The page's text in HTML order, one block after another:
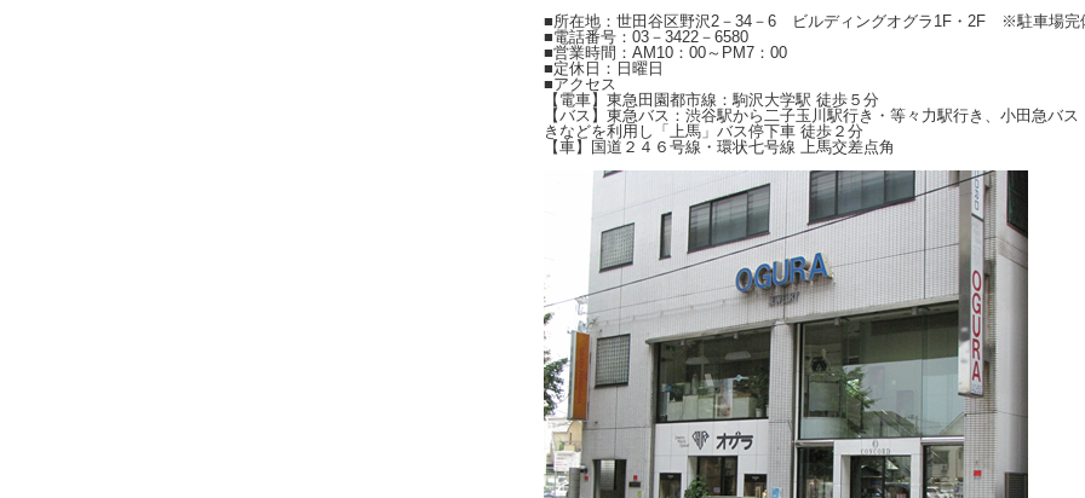
■所在地：世田谷区野沢2－34－6 ビルディングオグラ1F・2F ※駐車場完
■電話番号：03－3422－6580
■営業時間：AM10：00～PM7：00
■定休日：日曜日
■アクセス
【電車】東急田園都市線：駒沢大学駅 徒歩５分
【バス】東急バス：渋谷駅から二子玉川駅行き・等々力駅行き、小田急バ
きなどを利用し「上馬」バス停下車 徒歩２分
【車】国道２４６号線・環状七号線 上馬交差点角